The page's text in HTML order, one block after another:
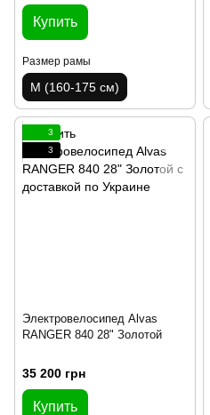
Купить
Размер рамы
M (160-175 см)
3
3
Электровелосипед Alvas
RANGER 840 28" Золотой
35 200 грн
Купить